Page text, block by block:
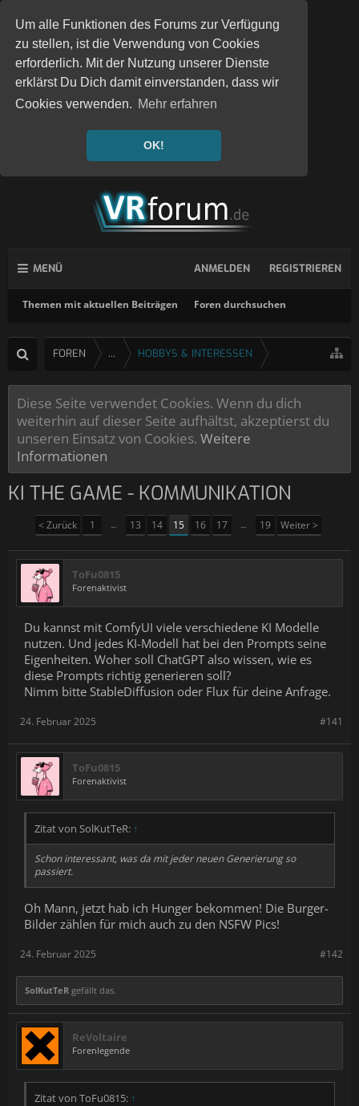
Um alle Funktionen des Forums zur Verfügung
zu stellen, ist die Verwendung von Cookies
erforderlich. Mit der Nutzung unserer Dienste
erklärst Du Dich damit einverstanden, dass wir
Cookies verwenden. Mehr erfahren
OK!
MENÜ
Themen mit aktuellen Beiträgen Foren durchsuchen
ANMELDEN REGISTRIEREN
FOREN ... HOBBYS & INTERESSEN
Diese Seite verwendet Cookies. Wenn du dich
weiterhin auf dieser Seite aufhältst, akzeptierst du
unseren Einsatz von Cookies. Weitere
Informationen
KI THE GAME - KOMMUNIKATION
< Zurück 1 ← 13 14 15 16 17 → 19 Weiter >
ToFu0815
Forenaktivist
Du kannst mit ComfyUI viele verschiedene KI Modelle
nutzen. Und jedes KI-Modell hat bei den Prompts seine
Eigenheiten. Woher soll ChatGPT also wissen, wie es
diese Prompts richtig generieren soll?
Nimm bitte StableDiffusion oder Flux für deine Anfrage.
#141
24. Februar 2025
ToFu0815
Forenaktivist
Zitat von SolKutTeR: ↑
Schon interessant, was da mit jeder neuen Generierung so
passiert.
Oh Mann, jetzt hab ich Hunger bekommen! Die Burger-
Bilder zählen für mich auch zu den NSFW Pics!
#142
24. Februar 2025
SolKutTeR gefällt das.
ReVoltaire
Forenlegende
Zitat von ToFu0815: ↑